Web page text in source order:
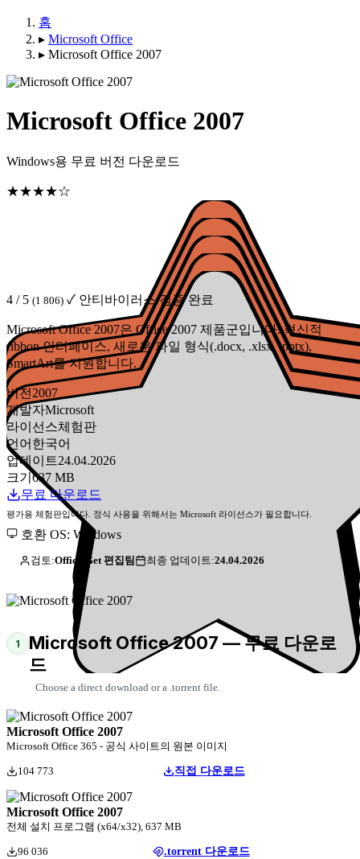
홈
▸ Microsoft Office
▸ Microsoft Office 2007
Microsoft Office 2007
Windows용 무료 버전 다운로드
★★★★☆
4 / 5 (1 806) ✓ 안티바이러스 검증 완료
Microsoft Office 2007은 Office 2007 제품군입니다. 혁신적
ribbon 인터페이스, 새로운 파일 형식(.docx, .xlsx, .pptx),
SmartArt를 지원합니다.
버전 2007
개발자Microsoft
라이선스체험판
언어 한국어
업데이트24.04.2026
크기637 MB
무료 다운로드
평가용 체험판입니다. 정식 사용을 위해서는 Microsoft 라이선스가 필요합니다.
호환 OS: Windows
검토:Office-Get 편집팀 최종 업데이트:24.04.2026
1
Microsoft Office 2007 — 무료 다운로
드
Choose a direct download or a .torrent file.
Microsoft Office 2007
Microsoft Office 365 - 공식 사이트의 원본 이미지
104 773 직접 다운로드
Microsoft Office 2007
전체 설치 프로그램 (x64/x32), 637 MB
96 036 .torrent 다운로드